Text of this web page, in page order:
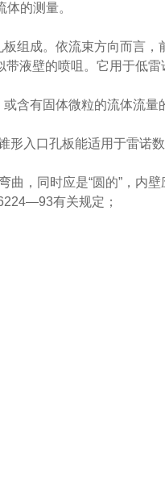
的测量。
组成。依流束方向而言
液壁的喷咀。它用于低雷
含有固体微粒的流体流量
形入口孔板能适用于雷诺
，同时应是“圆的”，内
有关规定；